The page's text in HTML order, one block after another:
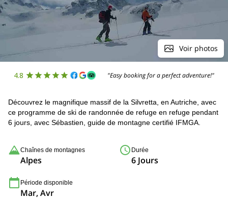
Voir photos
4.8 "Easy booking for a perfect adventure!"
Découvrez le magnifique massif de la Silvretta, en Autriche, avec
ce programme de ski de randonnée de refuge en refuge pendant
6 jours, avec Sébastien, guide de montagne certifié IFMGA.
Chaînes de montagnes
Alpes
Durée
6 Jours
Période disponible
Mar, Avr